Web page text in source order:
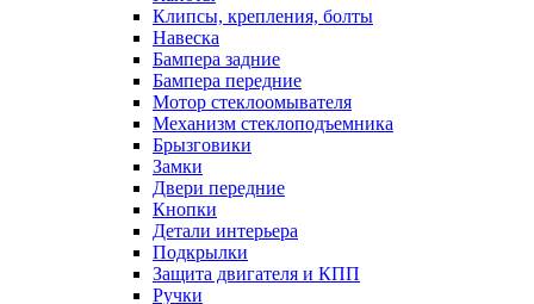
Клипсы, крепления, болты
Навеска
Бампера задние
Бампера передние
Мотор стеклоомывателя
Механизм стеклоподъемника
Брызговики
Замки
Двери передние
Кнопки
Детали интерьера
Подкрылки
Защита двигателя и КПП
Ручки